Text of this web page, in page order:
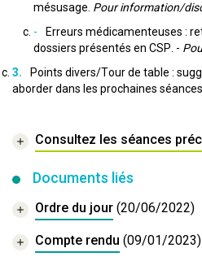
mésusage. Pour information/
Erreurs médicamenteuses :
dossiers présentés en CSP. -
Points divers/Tour de table :
aborder dans les prochaines séances
Consultez les séances
Documents liés
Ordre du jour (20/06/2022)
Compte rendu (09/01/2023)